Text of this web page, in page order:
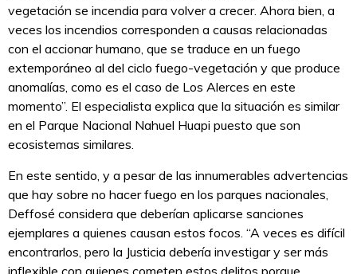
vegetación se incendia para volver a crecer. Ahora bien, a
veces los incendios corresponden a causas relacionadas
con el accionar humano, que se traduce en un fuego
extemporáneo al del ciclo fuego-vegetación y que produce
anomalías, como es el caso de Los Alerces en este
momento”. El especialista explica que la situación es similar
en el Parque Nacional Nahuel Huapi puesto que son
ecosistemas similares.
En este sentido, y a pesar de las innumerables advertencias
que hay sobre no hacer fuego en los parques nacionales,
Deffosé considera que deberían aplicarse sanciones
ejemplares a quienes causan estos focos. “A veces es difícil
encontrarlos, pero la Justicia debería investigar y ser más
inflexible con quienes cometen estos delitos porque